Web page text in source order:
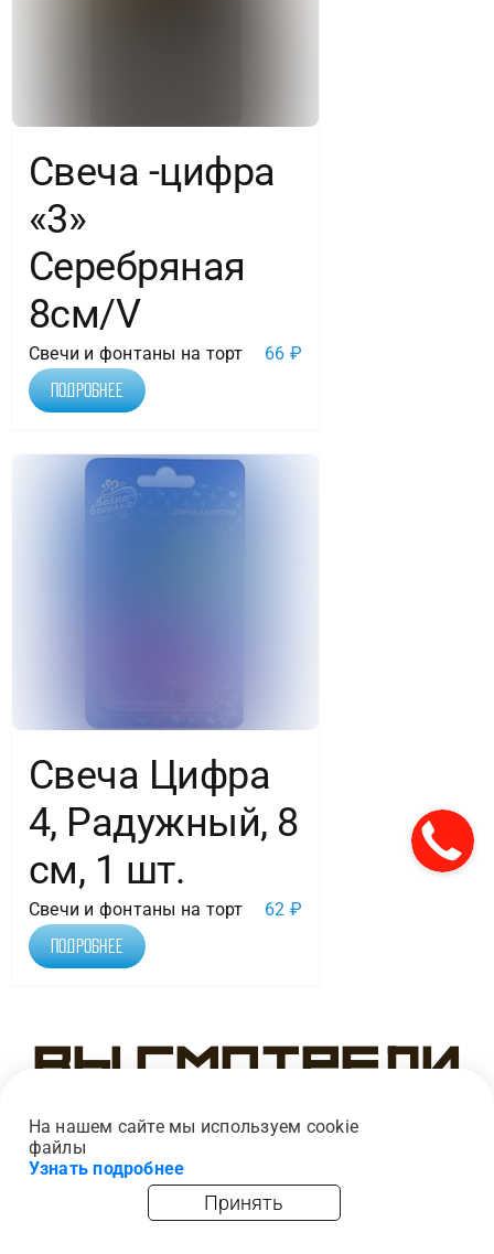
Свеча -цифра
«3»
Серебряная
8см/V
Свечи и фонтаны на торт 66 ₽
Подробнее
Свеча Цифра
4, Радужный, 8
см, 1 шт.
Свечи и фонтаны на торт 62 ₽
Подробнее
Вы смотрели
На нашем сайте мы используем cookie
файлы
Узнать подробнее
Принять